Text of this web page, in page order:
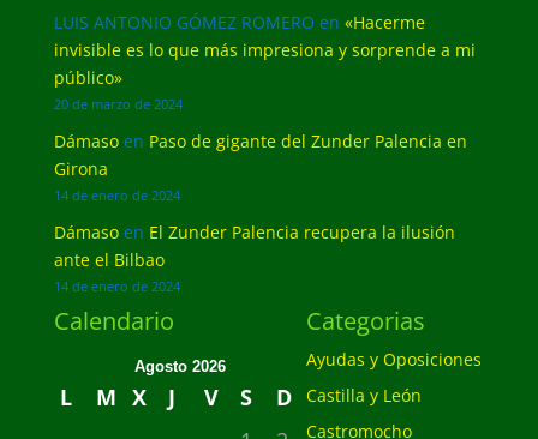
LUIS ANTONIO GÓMEZ ROMERO en «Hacerme
invisible es lo que más impresiona y sorprende a mi
público»
20 de marzo de 2024
Dámasoen Paso de gigante del Zunder Palencia en
Girona
14 de enero de 2024
Dámasoen El Zunder Palencia recupera la ilusión
ante el Bilbao
14 de enero de 2024
Calendario
Agosto 2026
L M X J V S
D
Categorias
Ayudas y Oposiciones
Castilla y León
Castromocho